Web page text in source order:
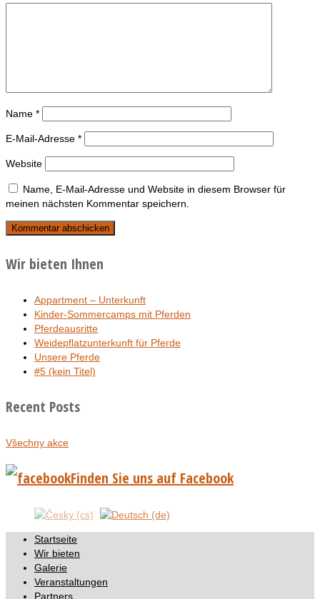
Name *
E-Mail-Adresse *
Website
Name, E-Mail-Adresse und Website in diesem Browser für
meinen nächsten Kommentar speichern.
Wir bieten Ihnen
Appartment – Unterkunft
Kinder-Sommercamps mit Pferden
Pferdeausritte
Weidepflatzunterkunft für Pferde
Unsere Pferde
#5 (kein Titel)
Recent Posts
Všechny akce
Finden Sie uns auf Facebook
Startseite
Wir bieten
Galerie
Veranstaltungen
Partners